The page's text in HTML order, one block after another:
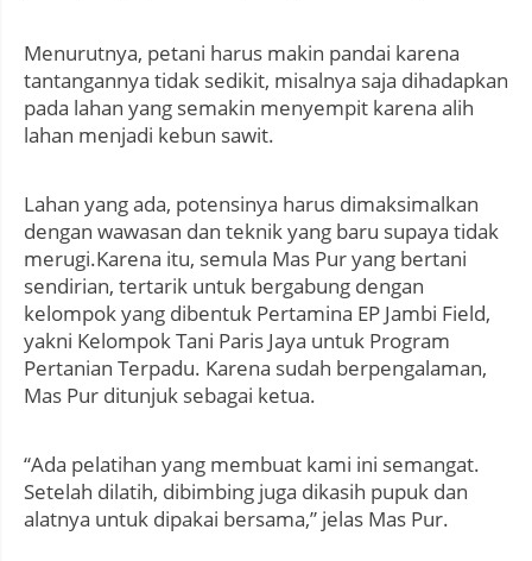
Menurutnya, petani harus makin pandai karena
tantangannya tidak sedikit, misalnya saja dihadapkan
pada lahan yang semakin menyempit karena alih
lahan menjadi kebun sawit.
Lahan yang ada, potensinya harus dimaksimalkan
dengan wawasan dan teknik yang baru supaya tidak
merugi.Karena itu, semula Mas Pur yang bertani
sendirian, tertarik untuk bergabung dengan
kelompok yang dibentuk Pertamina EP Jambi Field,
yakni Kelompok Tani Paris Jaya untuk Program
Pertanian Terpadu. Karena sudah berpengalaman,
Mas Pur ditunjuk sebagai ketua.
“Ada pelatihan yang membuat kami ini semangat.
Setelah dilatih, dibimbing juga dikasih pupuk dan
alatnya untuk dipakai bersama,” jelas Mas Pur.